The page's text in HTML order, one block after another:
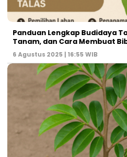
Panduan Lengkap Budidaya
Tanam, dan Cara Membuat
6 Agustus 2025 | 16:55 WIB